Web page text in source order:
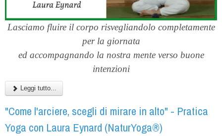
Lasciamo fluire il corpo risvegliandolo completamente
per la giornata
ed accompagnando la nostra mente verso buone
intenzioni
Leggi tutto...
"Come l'arciere, scegli di mirare in alto" - Pratica
Yoga con Laura Eynard (NaturYoga®)